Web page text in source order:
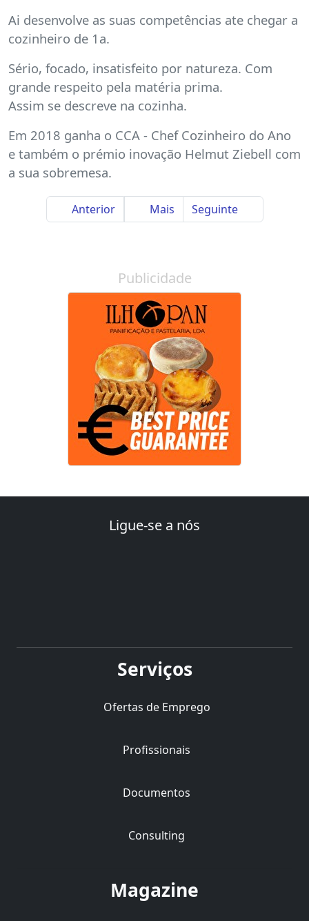
Ai desenvolve as suas competências ate chegar a
cozinheiro de 1a.
Sério, focado, insatisfeito por natureza. Com
grande respeito pela matéria prima.
Assim se descreve na cozinha.
Em 2018 ganha o CCA - Chef Cozinheiro do Ano
e também o prémio inovação Helmut Ziebell com
a sua sobremesa.
Anterior Mais Seguinte
Publicidade
Ligue-se a nós
Serviços
Ofertas de Emprego
Profissionais
Documentos
Consulting
Magazine